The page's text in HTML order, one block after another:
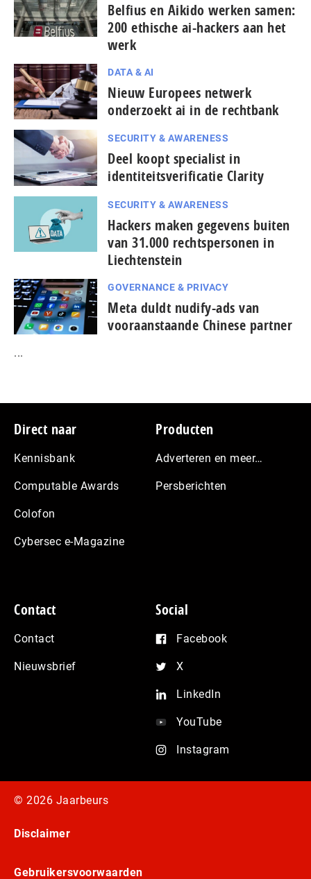
Belfius en Aikido werken samen:
200 ethische ai-hackers aan het
werk
DATA & AI
Nieuw Europees netwerk
onderzoekt ai in de rechtbank
SECURITY & AWARENESS
Deel koopt specialist in
identiteitsverificatie Clarity
SECURITY & AWARENESS
Hackers maken gegevens buiten
van 31.000 rechtspersonen in
Liechtenstein
GOVERNANCE & PRIVACY
Meta duldt nudify-ads van
vooraanstaande Chinese partner
...
Footer
Direct naar
Kennisbank
Computable Awards
Colofon
Cybersec e-Magazine
Producten
Adverteren en meer…
Persberichten
Contact
Contact
Nieuwsbrief
Social
Facebook
X
LinkedIn
YouTube
Instagram
© 2026 Jaarbeurs
Disclaimer
Gebruikersvoorwaarden